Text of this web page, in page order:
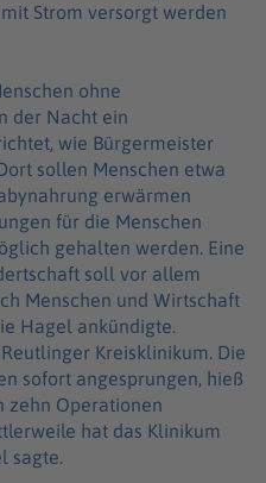
Strom versorgt werden
ohne
der Nacht ein
wie Bürgermeister
sollen Menschen etwa
erwärmen
für die Menschen
gehalten werden. Eine
soll vor allem
Menschen und Wirtschaft
Hagel ankündigte.
Kreisklinikum. Die
sofort angesprungen, hieß
zehn Operationen
hat das Klinikum
sagte.